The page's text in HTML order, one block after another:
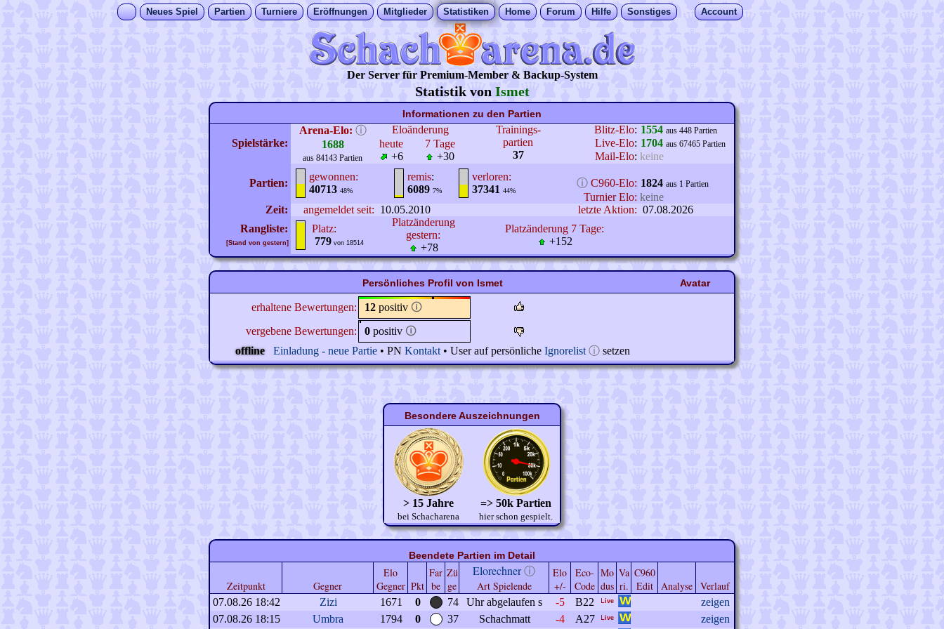
Neues Spiel Partien Turniere Eröffnungen Mitglieder Statistiken Home Forum Hilfe Sonstiges Account
Der Server für Premium-Member & Backup-System
Statistik von Ismet
Informationen zu den Partien
Spielstärke:
Arena-Elo: ⓘ
1688
aus 84143 Partien
Eloänderung
Trainings-
partien
37
Blitz-Elo: 1554 aus 448 Partien
heute
+6
7 Tage
+30
Live-Elo: 1704 aus 67465 Partien
Mail-Elo: keine
Partien:
gewonnen:
40713 48%
remis:
6089 7%
verloren:
37341 44%
ⓘ C960-Elo: 1824 aus 1 Partien
Turnier Elo: keine
Zeit:
angemeldet seit: 10.05.2010 letzte Aktion: 07.08.2026
Rangliste:
[Stand von gestern]
Platz:
779 von 18514
Platzänderung
gestern:
+78
Platzänderung 7 Tage:
+152
Persönliches Profil von Ismet Avatar
erhaltene Bewertungen: 12 positiv 🛈
vergebene Bewertungen:
0 positiv 🛈
offline
Einladung - neue Partie • PN Kontakt • User auf persönliche Ignorelist ⓘ setzen
Besondere Auszeichnungen
> 15 Jahre
bei Schacharena
=> 50k Partien
hier schon gespielt.
Beendete Partien im Detail
Zeitpunkt Gegner
Elo
Gegner Pkt
Far
be
Zü
ge
Elorechnerⓘ
Art Spielende
Elo
+/-
Eco-
Code
Mo
dus
Va
ri.
C960
Edit
Analyse Verlauf
07.08.26 18:42 Zizi 1671 0 74 Uhr abgelaufen s -5 B22
zeigen
07.08.26 18:15
Umbra 1794 0 37 Schachmatt -4 A27 zeigen